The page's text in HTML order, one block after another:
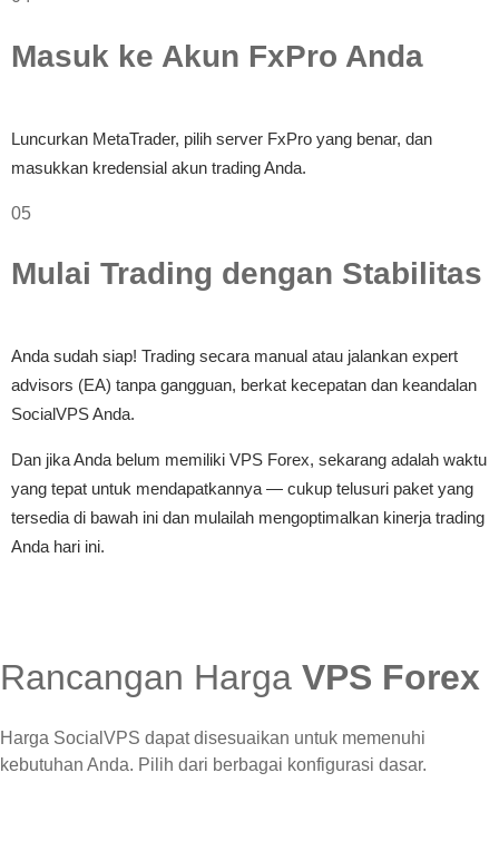
Masuk ke Akun FxPro Anda
Luncurkan MetaTrader, pilih server FxPro yang benar, dan
masukkan kredensial akun trading Anda.
05
Mulai Trading dengan Stabilitas
Anda sudah siap! Trading secara manual atau jalankan expert
advisors (EA) tanpa gangguan, berkat kecepatan dan keandalan
SocialVPS Anda.
Dan jika Anda belum memiliki VPS Forex, sekarang adalah waktu
yang tepat untuk mendapatkannya — cukup telusuri paket yang
tersedia di bawah ini dan mulailah mengoptimalkan kinerja trading
Anda hari ini.
Rancangan Harga VPS Forex
Harga SocialVPS dapat disesuaikan untuk memenuhi
kebutuhan Anda. Pilih dari berbagai konfigurasi dasar.